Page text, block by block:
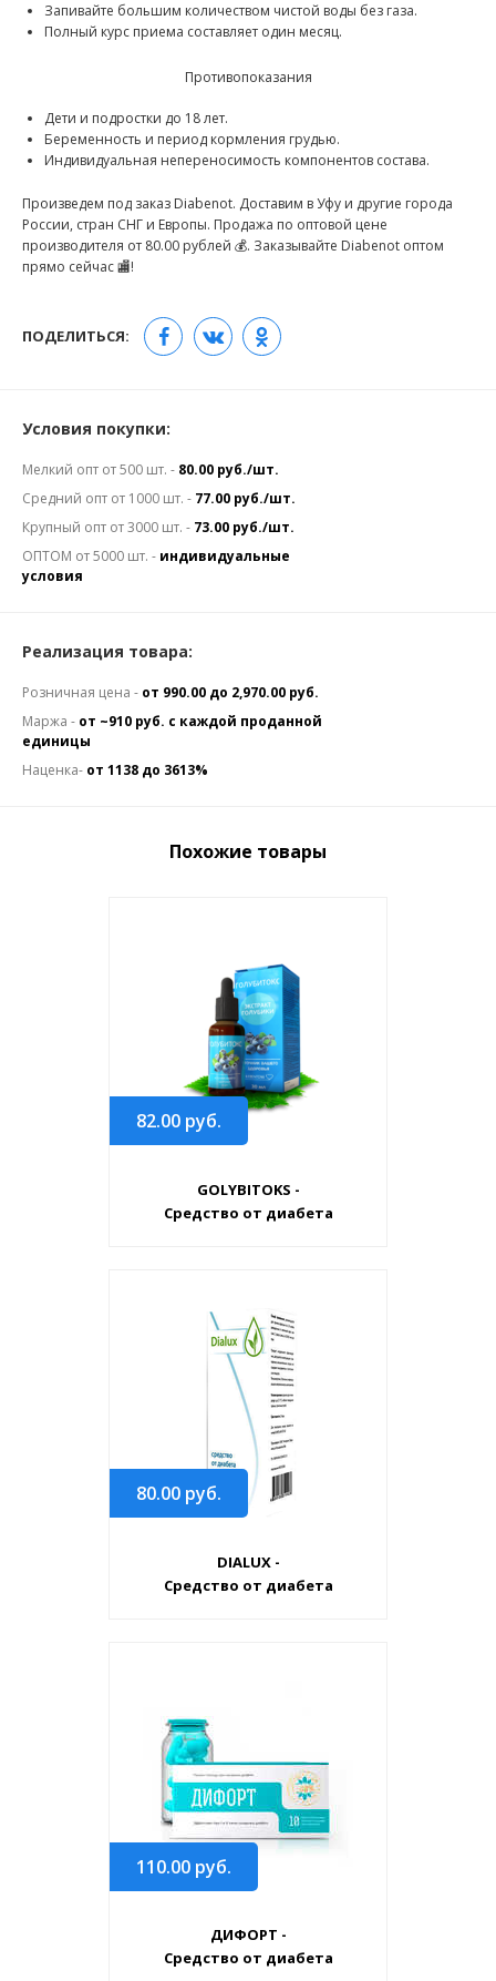
Запивайте большим количеством чистой воды без газа.
Полный курс приема составляет один месяц.
Противопоказания
Дети и подростки до 18 лет.
Беременность и период кормления грудью.
Индивидуальная непереносимость компонентов состава.
Произведем под заказ Diabenot. Доставим в Уфу и другие города
России, стран СНГ и Европы. Продажа по оптовой цене
производителя от 80.00 рублей 💰. Заказывайте Diabenot оптом
прямо сейчас 🏬!
ПОДЕЛИТЬСЯ:
Условия покупки:
Мелкий опт от 500 шт. - 80.00 руб./шт.
Средний опт от 1000 шт. - 77.00 руб./шт.
Крупный опт от 3000 шт. - 73.00 руб./шт.
ОПТОМ от 5000 шт. - индивидуальные
условия
Реализация товара:
Розничная цена - от 990.00 до 2,970.00 руб.
Маржа - от ~910 руб. с каждой проданной
единицы
Наценка- от 1138 до 3613%
Похожие товары
82.00 руб.
GOLYBITOKS -
Средство от диабета
80.00 руб.
DIALUX -
Средство от диабета
110.00 руб.
ДИФОРТ -
Средство от диабета